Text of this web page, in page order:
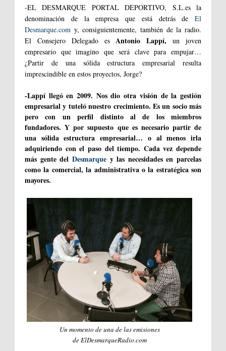
-EL DESMARQUE PORTAL DEPORTIVO, S.L.es la
denominación de la empresa que está detrás de El
Desmarque.com y, consiguientemente, también de la radio.
El Consejero Delegado esAntonio Lappí, un joven
empresario que imagino que será clave para empujar…
¿Partir de una sólida estructura empresarial resulta
imprescindible en estos proyectos, Jorge?
-Lappí llegó en 2009. Nos dio otra visión de la gestión
empresarial y tuteló nuestro crecimiento. Es un socio más
pero con un perfil distinto al de los miembros
fundadores. Y por supuesto que es necesario partir de
una sólida estructura empresarial… o al menos irla
adquiriendo con el paso del tiempo. Cada vez depende
más gente del Desmarquey las necesidades en parcelas
como la comercial, la administrativa o la estratégica son
mayores.
Un momento de una de las emisiones
de ElDesmarqueRadio.com